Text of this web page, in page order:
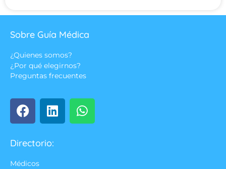
Sobre Guía Médica
¿Quienes somos?
¿Por qué elegirnos?
Preguntas frecuentes
Directorio:
Médicos